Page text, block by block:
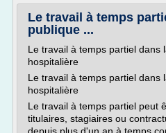
Le travail à temps
publique ...
Le travail à temps partiel dans
hospitalière
Le travail à temps partiel dans
hospitalière
Le travail à temps partiel peut
titulaires, stagiaires ou